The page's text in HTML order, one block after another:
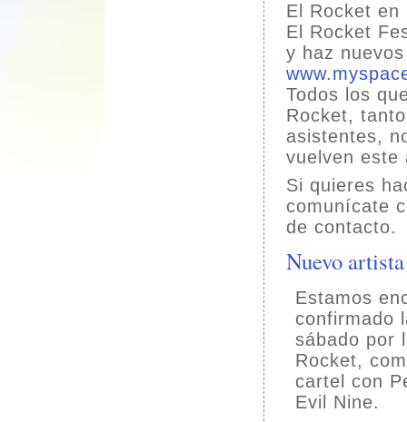
El Rocket en
El Rocket
y haz
Todos los
Rocket,
asistentes,
vuelven este
Si quieres
comunícate
de contacto.
Nuevo
Estamos
confirmado
sábado por
Rocket,
cartel con
Evil Nine.